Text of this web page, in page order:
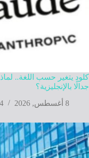
كلود يتغير حسب اللغة..
جدالًا بالإنجليزية؟
8 أغسطس, 2026
4 mins